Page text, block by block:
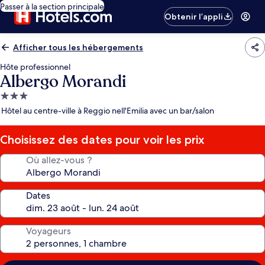
Passer à la section principale
Obtenir l’appli
Afficher tous les hébergements
Hôte professionnel
Albergo Morandi
Hébergement
3.0 étoiles
Hôtel au centre-ville à Reggio nell'Emilia avec un bar/salon
Choisissez des dates pour voir les prix
Où allez-vous ?
Dates
Voyageurs